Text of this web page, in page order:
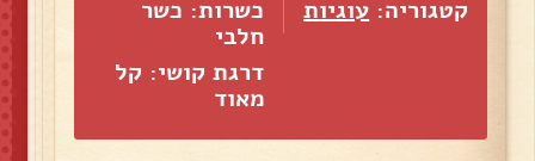
קטגוריה: עוגיות
כשרות: כשר
חלבי
דרגת קושי: קל
מאוד